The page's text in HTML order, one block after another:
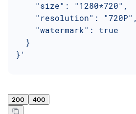
    "size": "1280*720",
    "resolution": "720P",
    "watermark": true
  }
}'
200 400